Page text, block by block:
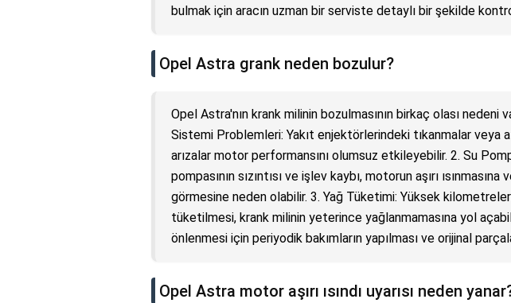
bulmak için aracın uzman bir serviste detaylı bir şekilde
Opel Astra grank neden bozulur?
Opel Astra'nın krank milinin bozulmasının birkaç olası nedeni
Sistemi Problemleri: Yakıt enjektörlerindeki tıkanmalar veya
arızalar motor performansını olumsuz etkileyebilir. 2. Su
pompasının sızıntısı ve işlev kaybı, motorun aşırı
görmesine neden olabilir. 3. Yağ Tüketimi: Yüksek
tüketilmesi, krank milinin yeterince yağlanmamasına yol
önlenmesi için periyodik bakımların yapılması ve orijinal
Opel Astra motor aşırı ısındı uyarısı neden